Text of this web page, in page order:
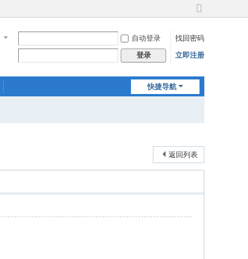
切
到
宽
自动登录
找回密码
登录 立即注册
快捷导航
返回列表